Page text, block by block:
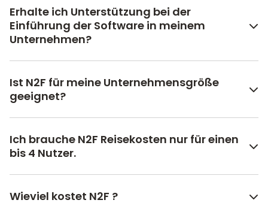
Erhalte ich Unterstützung bei der
Einführung der Software in meinem
Unternehmen?
Ist N2F für meine Unternehmensgröße
geeignet?
Ich brauche N2F Reisekosten nur für einen
bis 4 Nutzer.
Wieviel kostet N2F ?